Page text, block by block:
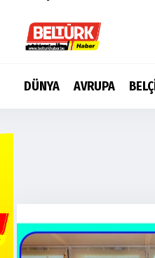
DÜNYA AVRUPA